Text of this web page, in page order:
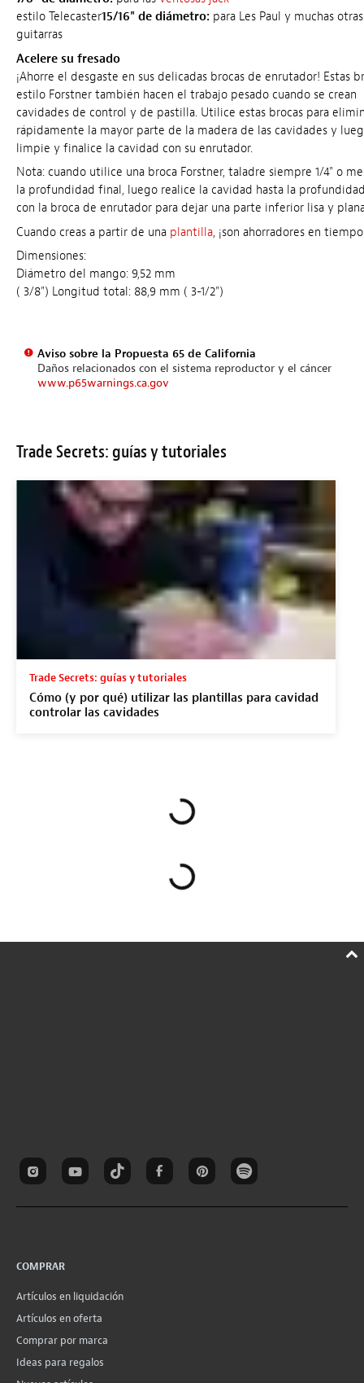
estilo Telecaster15/16" de diámetro: para Les Paul y muchas otras
guitarras
Acelere su fresado
¡Ahorre el desgaste en sus delicadas brocas de enrutador! Estas
estilo Forstner también hacen el trabajo pesado cuando se crean
cavidades de control y de pastilla. Utilice estas brocas para
rápidamente la mayor parte de la madera de las cavidades y
limpie y finalice la cavidad con su enrutador.
Nota: cuando utilice una broca Forstner, taladre siempre 1/4" o
la profundidad final, luego realice la cavidad hasta la
con la broca de enrutador para dejar una parte inferior lisa y
Cuando creas a partir de una plantilla, ¡son ahorradores en
Dimensiones:
Diámetro del mango: 9,52 mm
( 3/8") Longitud total: 88,9 mm ( 3-1/2")
Aviso sobre la Propuesta 65 de California
Daños relacionados con el sistema reproductor y el cáncer
www.p65warnings.ca.gov
Trade Secrets: guías y tutoriales
Trade Secrets: guías y tutoriales
Cómo (y por qué) utilizar las plantillas para cavidad
controlar las cavidades
COMPRAR
Artículos en liquidación
Artículos en oferta
Comprar por marca
Ideas para regalos